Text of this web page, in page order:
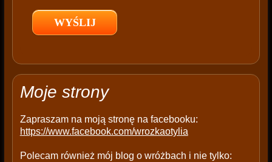
e
p
y
Moje strony
Zapraszam na moją stronę na facebooku:
https://www.facebook.com/wrozkaotylia
Polecam również mój blog o wróżbach i nie tylko: